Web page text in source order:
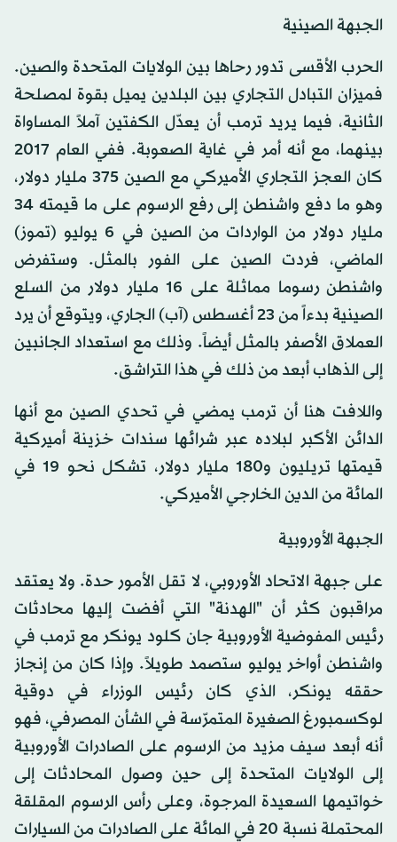
الجبهة الصينية
الحرب الأقسى تدور رحاها بين الولايات المتحدة والصين.
فميزان التبادل التجاري بين البلدين يميل بقوة لمصلحة
الثانية، فيما يريد ترمب أن يعدّل الكفتين آملاً المساواة
بينهما، مع أنه أمر في غاية الصعوبة. ففي العام 2017
كان العجز التجاري الأميركي مع الصين 375 مليار دولار،
وهو ما دفع واشنطن إلى رفع الرسوم على ما قيمته 34
مليار دولار من الواردات من الصين في 6 يوليو (تموز)
الماضي، فردت الصين على الفور بالمثل. وستفرض
واشنطن رسوما مماثلة على 16 مليار دولار من السلع
الصينية بدءاً من 23 أغسطس (آب) الجاري، ويتوقع أن يرد
العملاق الأصفر بالمثل أيضاً. وذلك مع استعداد الجانبين
إلى الذهاب أبعد من ذلك في هذا التراشق.
واللافت هنا أن ترمب يمضي في تحدي الصين مع أنها
الدائن الأكبر لبلاده عبر شرائها سندات خزينة أميركية
قيمتها تريليون و180 مليار دولار، تشكل نحو 19 في
المائة من الدين الخارجي الأميركي.
الجبهة الأوروبية
على جبهة الاتحاد الأوروبي، لا تقل الأمور حدة. ولا يعتقد
مراقبون كثر أن "الهدنة" التي أفضت إليها محادثات
رئيس المفوضية الأوروبية جان كلود يونكر مع ترمب في
واشنطن أواخر يوليو ستصمد طويلاً. وإذا كان من إنجاز
حققه يونكر، الذي كان رئيس الوزراء في دوقية
لوكسمبورغ الصغيرة المتمرّسة في الشأن المصرفي، فهو
أنه أبعد سيف مزيد من الرسوم على الصادرات الأوروبية
إلى الولايات المتحدة إلى حين وصول المحادثات إلى
خواتيمها السعيدة المرجوة، وعلى رأس الرسوم المقلقة
المحتملة نسبة 20 في المائة على الصادرات من السيارات